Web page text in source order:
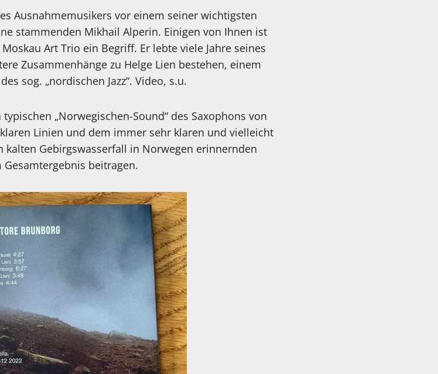
Ausnahmemusikers vor einem seiner wichtigsten
stammenden Mikhail Alperin. Einigen von Ihnen ist
Art Trio ein Begriff. Er lebte viele Jahre seines
Zusammenhänge zu Helge Lien bestehen, einem
sog. „nordischen Jazz“. Video, s.u.
„Norwegischen-Sound“ des Saxophons von
Linien und dem immer sehr klaren und vielleicht
Gebirgswasserfall in Norwegen erinnernden
beitragen.